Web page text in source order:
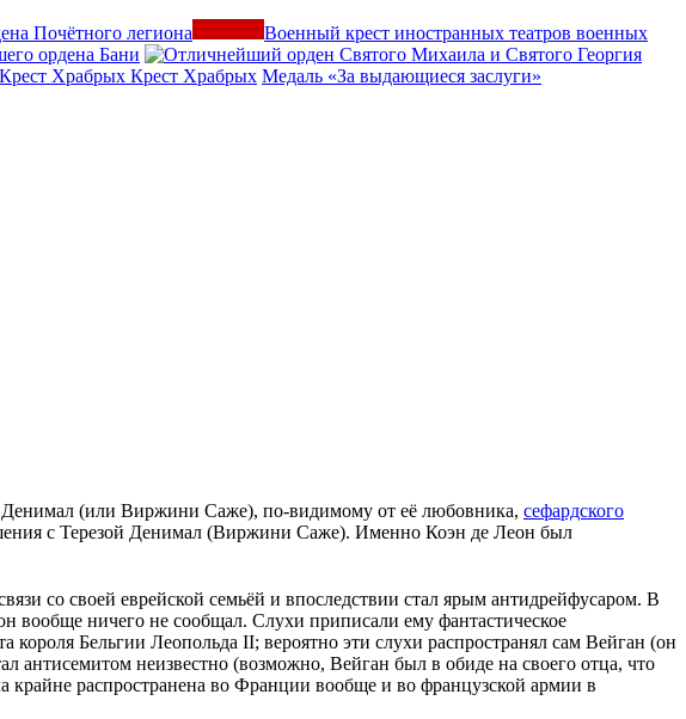
Военный крест иностранных театров военных
ордена Бани
Крест Храбрых Крест Храбрых Медаль «За выдающиеся заслуги»
Денимал (или Виржини Саже), по-видимому от её любовника, сефардского
с Терезой Денимал (Виржини Саже). Именно Коэн де Леон был
со своей еврейской семьёй и впоследствии стал ярым антидрейфусаром. В
вообще ничего не сообщал. Слухи приписали ему фантастическое
Бельгии Леопольда II; вероятно эти слухи распространял сам Вейган (он
неизвестно (возможно, Вейган был в обиде на своего отца, что
распространена во Франции вообще и во французской армии в